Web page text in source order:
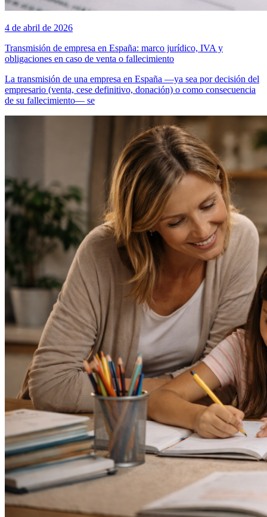
4 de abril de 2026
Transmisión de empresa en España: marco jurídico, IVA y
obligaciones en caso de venta o fallecimiento
La transmisión de una empresa en España —ya sea por decisión del
empresario (venta, cese definitivo, donación) o como consecuencia
de su fallecimiento— se